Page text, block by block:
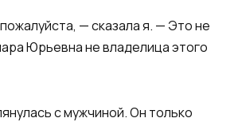
— сказала я. — Это не
Юрьевна не владелица этого
с мужчиной. Он только